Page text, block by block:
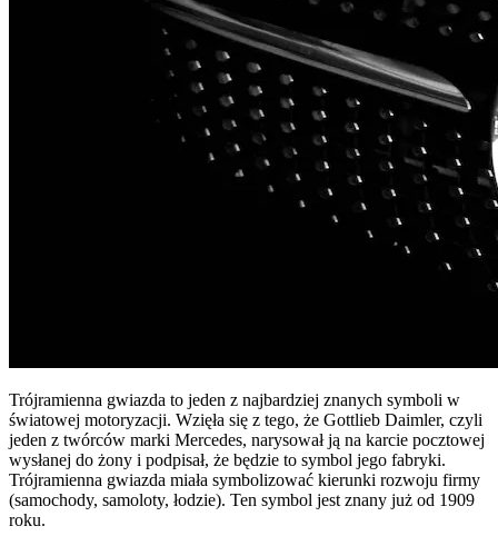
Trójramienna gwiazda to jeden z najbardziej znanych symboli w
światowej motoryzacji. Wzięła się z tego, że Gottlieb Daimler, czyli
jeden z twórców marki Mercedes, narysował ją na karcie pocztowej
wysłanej do żony i podpisał, że będzie to symbol jego fabryki.
Trójramienna gwiazda miała symbolizować kierunki rozwoju firmy
(samochody, samoloty, łodzie). Ten symbol jest znany już od 1909
roku.